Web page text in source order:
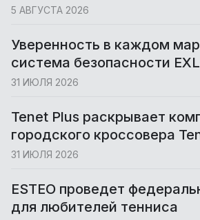
5 АВГУСТА 2026
Уверенность в каждом
система безопасности
31 ИЮЛЯ 2026
Tenet Plus раскрывает
городского кроссовера
31 ИЮЛЯ 2026
ESTEO проведет
для любителей тенниса